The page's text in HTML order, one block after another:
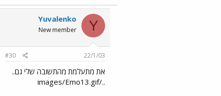
Y
Yuvalenko
New member
22/1/03
#30
את מתעלמת מהתשובה שלי גם..
../images/Emo13.gif